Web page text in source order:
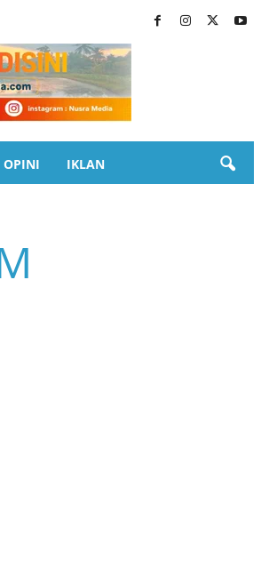
OPINI IKLAN